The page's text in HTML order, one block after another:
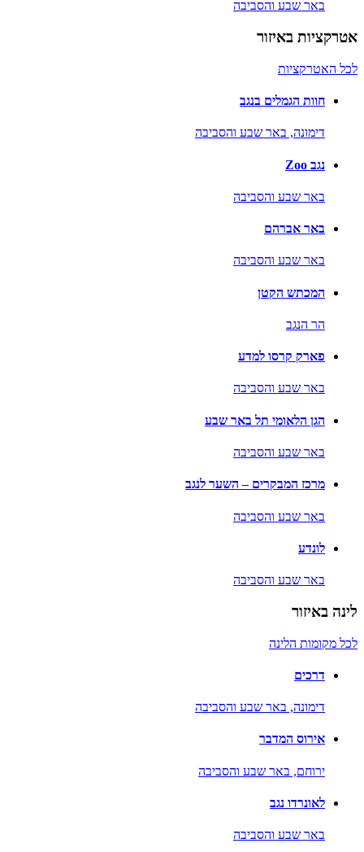
באר שבע והסביבה
אטרקציות באיזור
לכל האטרקציות
חוות הגמלים בנגב
דימונה, באר שבע והסביבה
נגב Zoo
באר שבע והסביבה
באר אברהם
באר שבע והסביבה
המכתש הקטן
הר הנגב
פארק קרסו למדע
באר שבע והסביבה
הגן הלאומי תל באר שבע
באר שבע והסביבה
מרכז המבקרים – השער לנגב
באר שבע והסביבה
לונדע
באר שבע והסביבה
לינה באיזור
לכל מקומות הלינה
דרכים
דימונה, באר שבע והסביבה
אירוס המדבר
ירוחם, באר שבע והסביבה
לאונרדו נגב
באר שבע והסביבה